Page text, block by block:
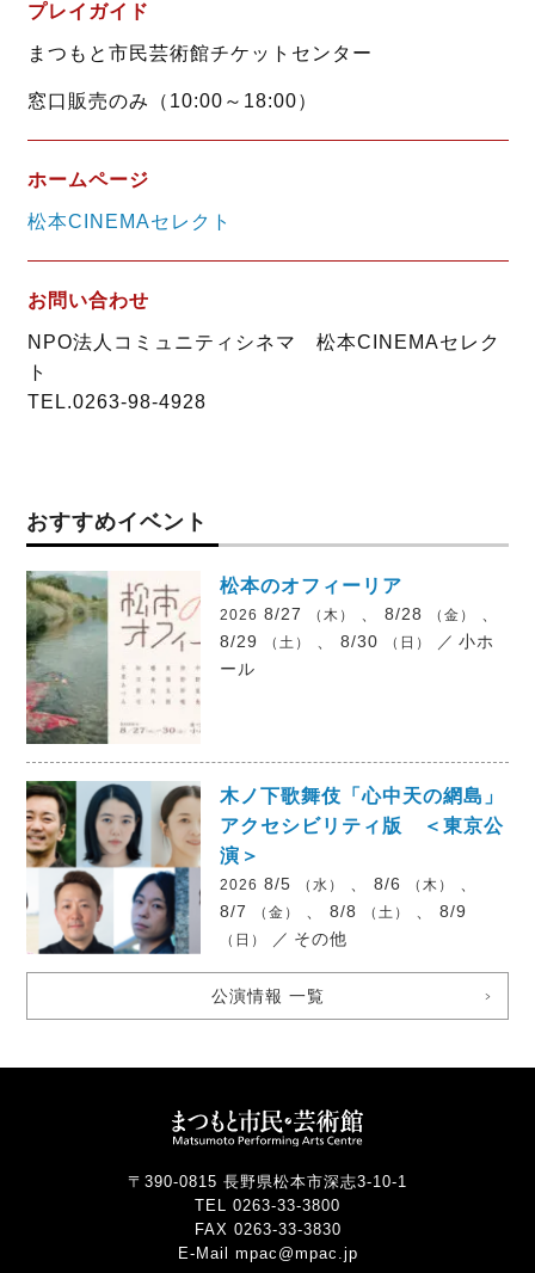
プレイガイド
まつもと市民芸術館チケットセンター
窓口販売のみ（10:00～18:00）
ホームページ
松本CINEMAセレクト
お問い合わせ
NPO法人コミュニティシネマ 松本CINEMAセレク
ト
TEL.0263-98-4928
おすすめイベント
松本のオフィーリア
2026 8/27 （木） 、 8/28 （金）
8/29
（土） 、 8/30 （日） ／ 小ホ
ール
木ノ下歌舞伎「心中天の網島」
アクセシビリティ版 ＜東京公
演＞
2026 8/5 （水） 、 8/6 （木）
8/7
（金） 、 8/8 （土） 、 8/9
（日） ／ その他
公演情報 一覧
〒390-0815 長野県松本市深志3-10-1
TEL 0263-33-3800
FAX 0263-33-3830
E-Mail mpac@mpac.jp